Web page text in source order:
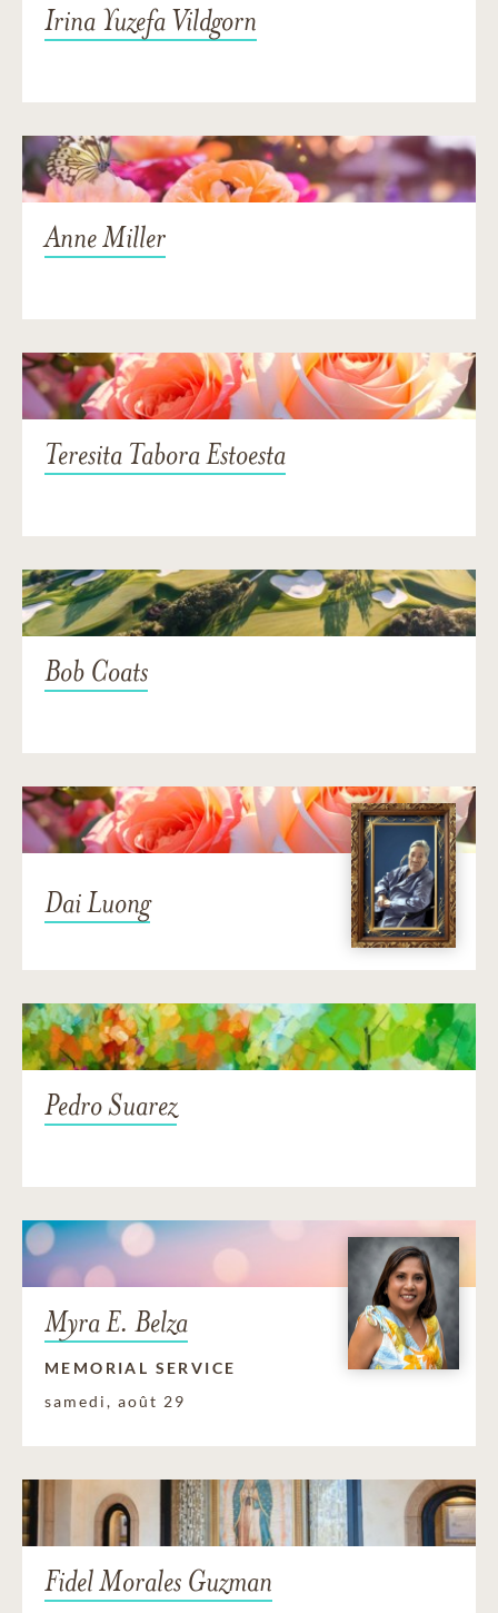
Irina Yuzefa Vildgorn
Anne Miller
Teresita Tabora Estoesta
Bob Coats
Dai Luong
Pedro Suarez
Myra E. Belza
MEMORIAL SERVICE
samedi, août 29
Fidel Morales Guzman